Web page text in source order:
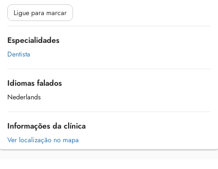
Ligue para marcar
Especialidades
Dentista
Idiomas falados
Nederlands
Informações da clínica
Ver localização no mapa